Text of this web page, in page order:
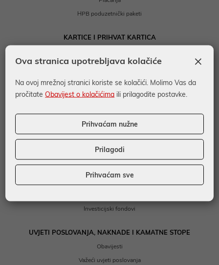
HPB poduzetnički paketi
KARTICE I PRIHVAT KARTICA
Prihvat kartica
Dugoročno financiranje
EU Desk
Investicijski fondovi
UVJETI POSLOVANJA, NAKNADE I KAMATNE STOPE
Obavijesti
Važeći uvjeti poslovanja
×
Ova stranica upotrebljava kolačiće
Na ovoj mrežnoj stranici koriste se kolačići. Molimo Vas da
pročitateObavijest o kolačićima ili prilagodite postavke.
Prihvaćam nužne
Prilagodi
Prihvaćam sve